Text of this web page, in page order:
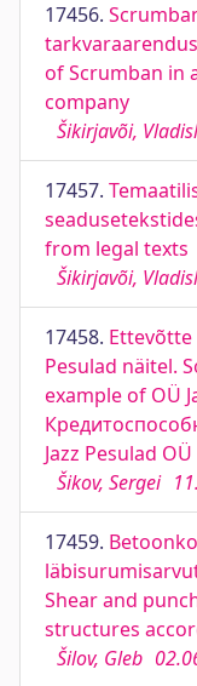
17456.
of Scrumban in
company
Šikirjavõi,
17457.
from legal texts
Šikirjavõi,
17458. Ettevõtte
Pesulad näitel.
example of OÜ
Jazz Pesulad OÜ
Šikov, Sergei
17459.
Shear and
structures
Šilov, Gleb